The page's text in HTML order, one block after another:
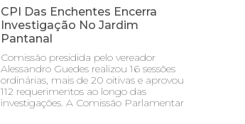
CPI Das Enchentes Encerra
Investigação No Jardim
Pantanal
Comissão presidida pelo vereador
Alessandro Guedes realizou 16 sessões
ordinárias, mais de 20 oitivas e aprovou
112 requerimentos ao longo das
investigações. A Comissão Parlamentar